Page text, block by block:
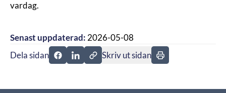
vardag.
Senast uppdaterad: 2026-05-08
Dela sidan
Dela sidan på Facebook
Dela sidan på Linkedin
Skriv ut sidan